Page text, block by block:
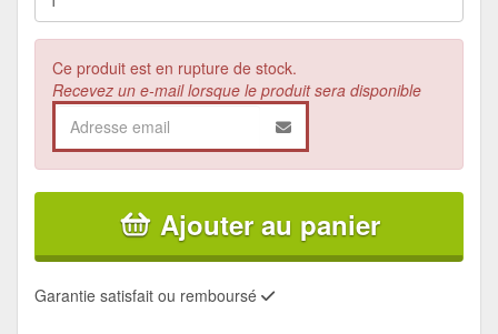
Ce produit est en rupture de stock.
Recevez un e-mail lorsque le produit sera disponible
Ajouter au panier
Garantie satisfait ou remboursé